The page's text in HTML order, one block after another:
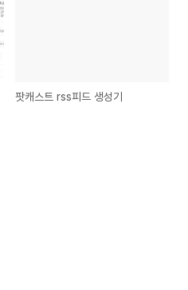
팟캐스트 rss피드 생성기